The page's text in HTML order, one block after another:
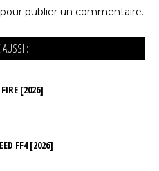
pour publier un commentaire.
AUSSI :
[2026]
FF4 [2026]